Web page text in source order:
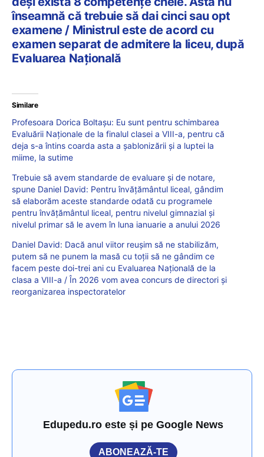
înseamnă că trebuie să dai cinci sau opt
examene / Ministrul este de acord cu
examen separat de admitere la liceu, după
Evaluarea Națională
Similare
Profesoara Dorica Boltașu: Eu sunt pentru schimbarea
Evaluării Naționale de la finalul clasei a VIII-a, pentru că
deja s-a întins coarda asta a șablonizării și a luptei la
miime, la sutime
Trebuie să avem standarde de evaluare și de notare,
spune Daniel David: Pentru învățământul liceal, gândim
să elaborăm aceste standarde odată cu programele
pentru învățământul liceal, pentru nivelul gimnazial și
nivelul primar să le avem în luna ianuarie a anului 2026
Daniel David: Dacă anul viitor reușim să ne stabilizăm,
putem să ne punem la masă cu toții să ne gândim ce
facem peste doi-trei ani cu Evaluarea Națională de la
clasa a VIII-a / În 2026 vom avea concurs de directori și
reorganizarea inspectoratelor
Edupedu.ro este și pe Google News
ABONEAZĂ-TE